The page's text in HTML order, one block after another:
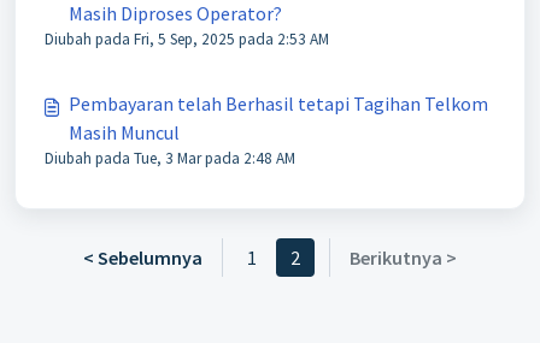
Masih Diproses Operator?
Diubah pada Fri, 5 Sep, 2025 pada 2:53 AM
Pembayaran telah Berhasil tetapi Tagihan Telkom
Masih Muncul
Diubah pada Tue, 3 Mar pada 2:48 AM
< Sebelumnya 1 2 Berikutnya >